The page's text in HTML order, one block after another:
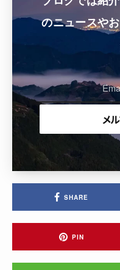
のニュースや
SHARE
PIN